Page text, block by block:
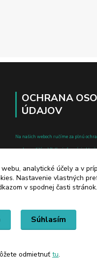
OCHRANA
ÚDAJOV
Na našich weboch ručíme za plnú
pred zneužitím. Všetky informácie, ktoré
a o zmene a doplnení niektorých
analytické účely a v
Nastavenie vlastných
v spodnej časti stránok.
Súhlasím
odmietnuť tu.